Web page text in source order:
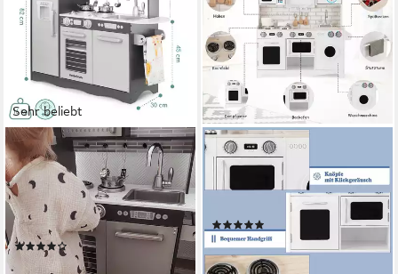
Sehr beliebt
MAMABRUM
Kinder-Küchenset XXL-
Holzküche mit LED-
Beleuchtung, Schürze und
Zubehör - Spielset
(27)
69,99 € UVP149,00 €
COSTWAY
Spielküche Kinderküche, aus
Holz, mit Zubehör &
Waschmaschine
95,99 € UVP 137,99 €
-30%